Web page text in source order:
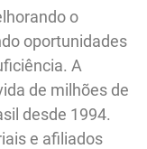
o
oportunidades
A
de milhões de
desde 1994.
e afiliados